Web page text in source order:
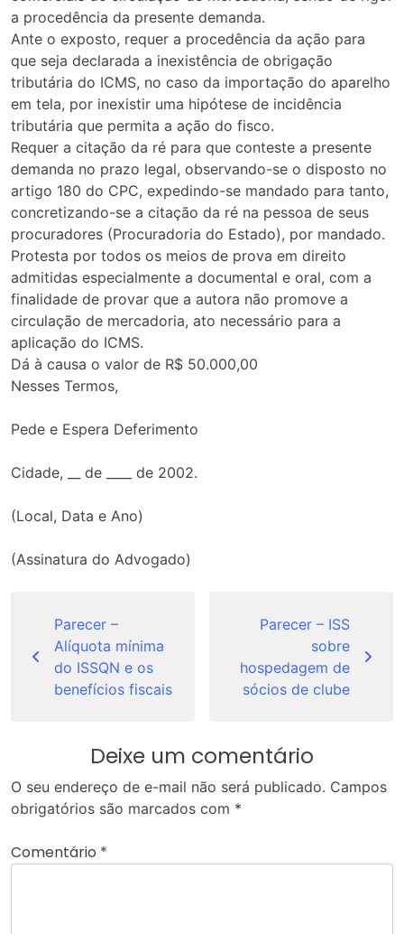
a procedência da presente demanda.
Ante o exposto, requer a procedência da ação para
que seja declarada a inexistência de obrigação
tributária do ICMS, no caso da importação do aparelho
em tela, por inexistir uma hipótese de incidência
tributária que permita a ação do fisco.
Requer a citação da ré para que conteste a presente
demanda no prazo legal, observando-se o disposto no
artigo 180 do CPC, expedindo-se mandado para tanto,
concretizando-se a citação da ré na pessoa de seus
procuradores (Procuradoria do Estado), por mandado.
Protesta por todos os meios de prova em direito
admitidas especialmente a documental e oral, com a
finalidade de provar que a autora não promove a
circulação de mercadoria, ato necessário para a
aplicação do ICMS.
Dá à causa o valor de R$ 50.000,00
Nesses Termos,
Pede e Espera Deferimento
Cidade, __ de ____ de 2002.
(Local, Data e Ano)
(Assinatura do Advogado)
Post
Parecer –
Alíquota mínima
do ISSQN e os
benefícios fiscais
Parecer – ISS
sobre
hospedagem de
sócios de clube
Deixe um comentário
O seu endereço de e-mail não será publicado. Campos
obrigatórios são marcados com *
Comentário *